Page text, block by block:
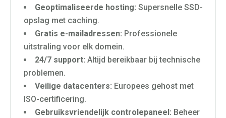
Geoptimaliseerde hosting: Supersnelle SSD-
opslag met caching.
Gratis e-mailadressen: Professionele
uitstraling voor elk domein.
24/7 support: Altijd bereikbaar bij technische
problemen.
Veilige datacenters: Europees gehost met
ISO-certificering.
Gebruiksvriendelijk controlepaneel: Beheer